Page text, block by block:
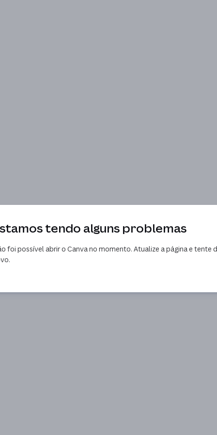
tendo alguns problemas
foi possível abrir o Canva no momento. Atualize a página e tente